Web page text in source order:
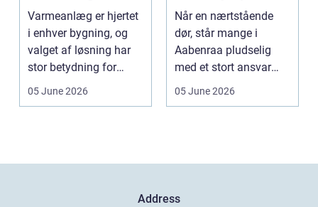
energiregning
Varmeanlæg er hjertet
i enhver bygning, og
valget af løsning har
stor betydning for
b&a...
05 June 2026
værdig afsked
Når en nærtstående
dør, står mange i
Aabenraa pludselig
med et stort ansvar
midt i sorgen.
05 June 2026
Address